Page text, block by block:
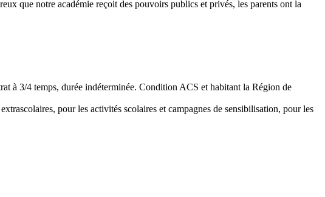
que notre académie reçoit des pouvoirs publics et privés, les parents ont la
à 3/4 temps, durée indéterminée. Condition ACS et habitant la Région de
pour les activités scolaires et campagnes de sensibilisation, pour les